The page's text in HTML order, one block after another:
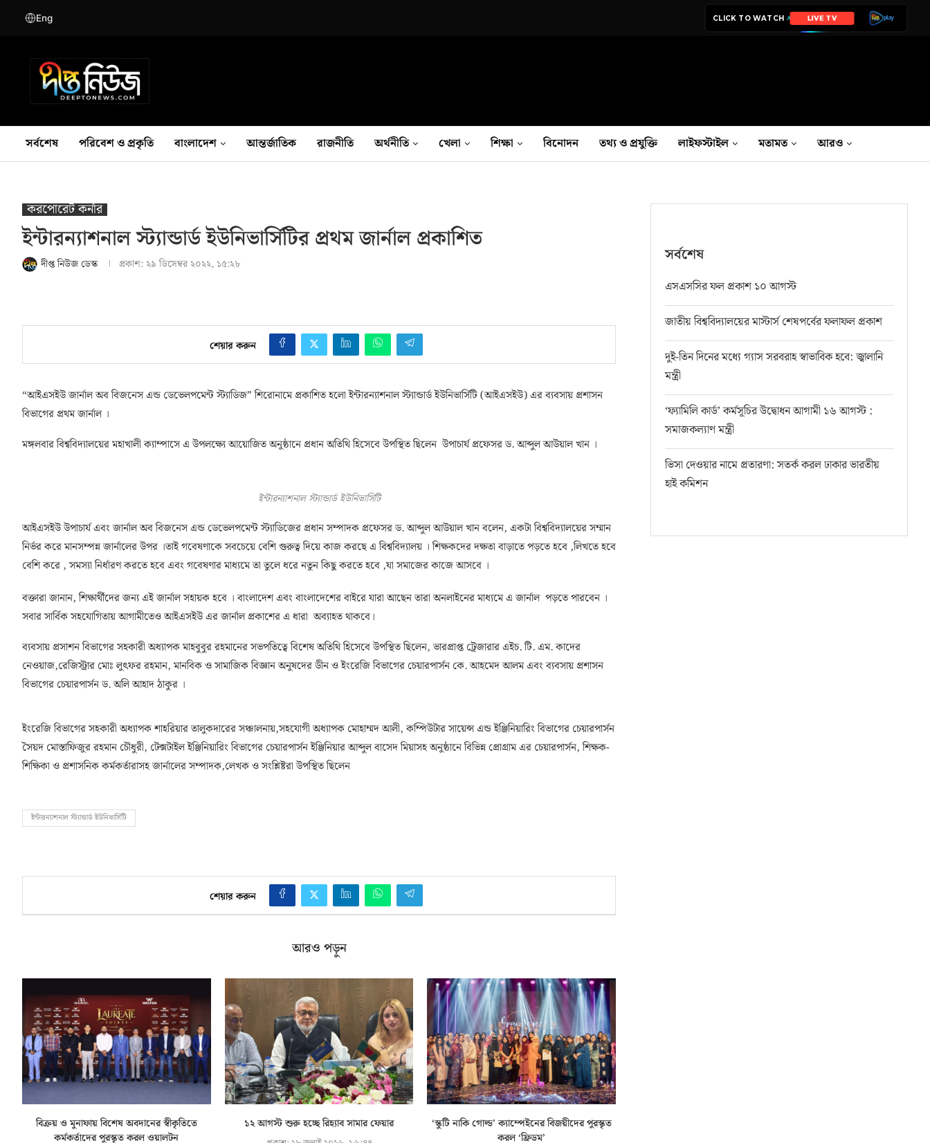
Eng CLICK TO WATCH LIVE TV
সর্বশেষ পরিবেশ ও প্রকৃতি বাংলাদেশ আন্তর্জাতিক রাজনীতি অর্থনীতি খেলা শিক্ষা বিনোদন তথ‍্য ও প্রযুক্তি লাইফস্টাইল মতামত আরও
করপোরেট কর্নার
ইন্টারন্যাশনাল স্ট্যান্ডার্ড ইউনিভার্সিটির প্রথম জার্নাল প্রকাশিত
দীপ্ত নিউজ ডেস্ক প্রকাশ: ২৯ ডিসেম্বর ২০২২, ১৫:২৮
শেয়ার করুন
“আইএসইউ জার্নাল অব বিজনেস এন্ড ডেভেলপমেন্ট স্ট্যাডিজ” শিরোনামে প্রকাশিত হলো ইন্টারন্যাশনাল স্ট্যান্ডার্ড ইউনিভার্সিটি (আইএসইউ) এর ব্যবসায় প্রশাসন
বিভাগের প্রথম জার্নাল ।
মঙ্গলবার বিশ্ববিদ্যালয়ের মহাখালী ক্যাম্পাসে এ উপলক্ষ্যে আয়োজিত অনুষ্ঠানে প্রধান অতিথি হিসেবে উপস্থিত ছিলেন উপাচার্য প্রফেসর ড. আব্দুল আউয়াল খান ।
ইন্টারন্যাশনাল স্ট্যান্ডার্ড ইউনিভার্সিটি
আইএসইউ উপাচার্য এবং জার্নাল অব বিজনেস এন্ড ডেভেলপমেন্ট স্ট্যাডিজের প্রধান সম্পাদক প্রফেসর ড. আব্দুল আউয়াল খান বলেন, একটা বিশ্ববিদ্যালয়ের সম্মান
নির্ভর করে মানসম্পন্ন জার্নালের উপর ।তাই গবেষণাকে সবচেয়ে বেশি গুরুত্ব দিয়ে কাজ করছে এ বিশ্ববিদ্যালয় । শিক্ষকদের দক্ষতা বাড়াতে পড়তে হবে ,লিখতে হবে
বেশি করে , সমস্যা নির্ধারণ করতে হবে এবং গবেষণার মাধ্যমে তা তুলে ধরে নতুন কিছু করতে হবে ,যা সমাজের কাজে আসবে ।
বক্তারা জানান, শিক্ষার্থীদের জন্য এই জার্নাল সহায়ক হবে । বাংলাদেশ এবং বাংলাদেশের বাইরে যারা আছেন তারা অনলাইনের মাধ্যমে এ জার্নাল পড়তে পারবেন ।
সবার সার্বিক সহযোগিতায় আগামীতেও আইএসইউ এর জার্নাল প্রকাশের এ ধারা অব্যাহত থাকবে।
ব্যবসায় প্রসাশন বিভাগের সহকারী অধ্যাপক মাহবুবুর রহমানের সভপতিত্বে বিশেষ অতিথি হিসেবে উপস্থিত ছিলেন, ভারপ্রাপ্ত ট্রেজারার এইচ. টি. এম. কাদের
নেওয়াজ,রেজিস্ট্রার মোঃ লুৎফর রহমান, মানবিক ও সামাজিক বিজ্ঞান অনুষদের ডীন ও ইংরেজি বিভাগের চেয়ারপার্সন কে. আহমেদ আলম এবং ব্যবসায় প্রশাসন
বিভাগের চেয়ারপার্সন ড. অলি আহাদ ঠাকুর ।
ইংরেজি বিভাগের সহকারী অধ্যাপক শাহরিয়ার তালুকদারের সঞ্চালনায়,সহযোগী অধ্যাপক মোহাম্মদ আলী, কম্পিউটার সায়েন্স এন্ড ইঞ্জিনিয়ারিং বিভাগের চেয়ারপার্সন
সৈয়দ মোস্তাফিজুর রহমান চৌধুরী, টেক্সটাইল ইঞ্জিনিয়ারিং বিভাগের চেয়ারপার্সন ইঞ্জিনিয়ার আব্দুল বাসেদ মিয়াসহ অনুষ্ঠানে বিভিন্ন প্রোগ্রাম এর চেয়ারপার্সন, শিক্ষক-
শিক্ষিকা ও প্রশাসনিক কর্মকর্তারাসহ জার্নালের সম্পাদক,লেখক ও সংশ্লিষ্টরা উপস্থিত ছিলেন
ইন্টারন্যাশনাল স্ট্যান্ডার্ড ইউনিভার্সিটি
শেয়ার করুন
আরও পড়ুন
বিক্রয় ও মুনাফায় বিশেষ অবদানের স্বীকৃতিতে
কর্মকর্তাদের পুরস্কৃত করল ওয়ালটন
১২ আগস্ট শুরু হচ্ছে রিহ্যাব সামার ফেয়ার
‘স্কুটি নাকি গোল্ড’ ক্যাম্পেইনের বিজয়ীদের পুরস্কৃত
করল ‘ফ্রিডম’
সর্বশেষ
এসএসসির ফল প্রকাশ ১০ আগস্ট
জাতীয় বিশ্ববিদ্যালয়ের মাস্টার্স শেষপর্বের ফলাফল প্রকাশ
দুই-তিন দিনের মধ্যে গ্যাস সরবরাহ স্বাভাবিক হবে: জ্বালানি
মন্ত্রী
‘ফ্যামিলি কার্ড’ কর্মসূচির উদ্বোধন আগামী ১৬ আগস্ট :
সমাজকল্যাণ মন্ত্রী
ভিসা দেওয়ার নামে প্রতারণা: সতর্ক করল ঢাকার ভারতীয়
হাই কমিশন